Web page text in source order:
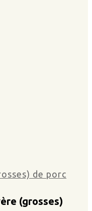
de porc
(grosses)